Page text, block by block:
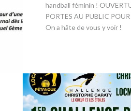
handball féminin !
PORTES AU PUBLIC POUR
On a hâte de vous y voir !